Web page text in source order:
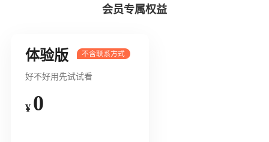
会员专属权益
体验版
好不好用先试试看
¥ 0